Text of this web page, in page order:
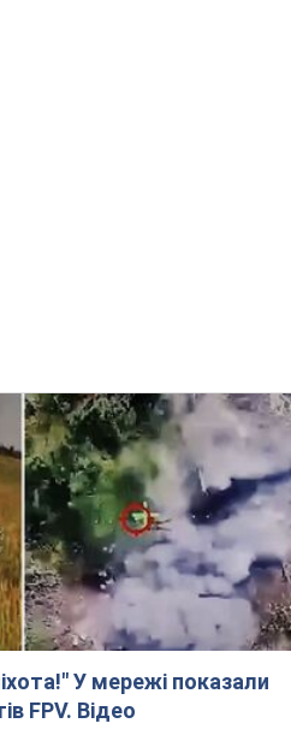
У мережі показали
FPV. Відео